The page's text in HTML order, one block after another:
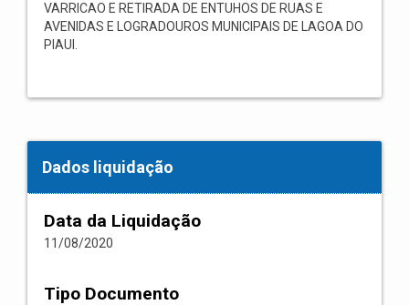
VARRICAO E RETIRADA DE ENTUHOS DE RUAS E
AVENIDAS E LOGRADOUROS MUNICIPAIS DE LAGOA DO
PIAUI.
Dados liquidação
Data da Liquidação
11/08/2020
Tipo Documento